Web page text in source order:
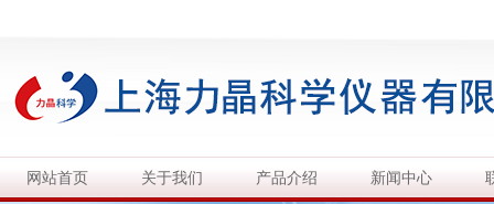
网站首页 关于我们 产品介绍 新闻中心